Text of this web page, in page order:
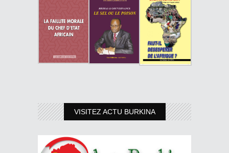
VISITEZ ACTU BURKINA